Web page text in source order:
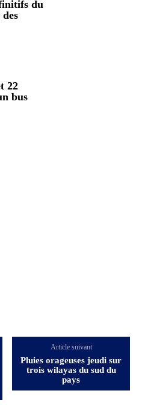
du
22
bus
Article suivant
Pluies orageuses jeudi sur
trois wilayas du sud du
pays